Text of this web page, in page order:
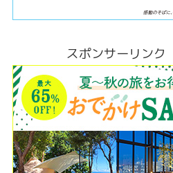
スポンサーリンク